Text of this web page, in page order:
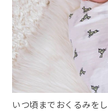
いつ頃までおくるみを